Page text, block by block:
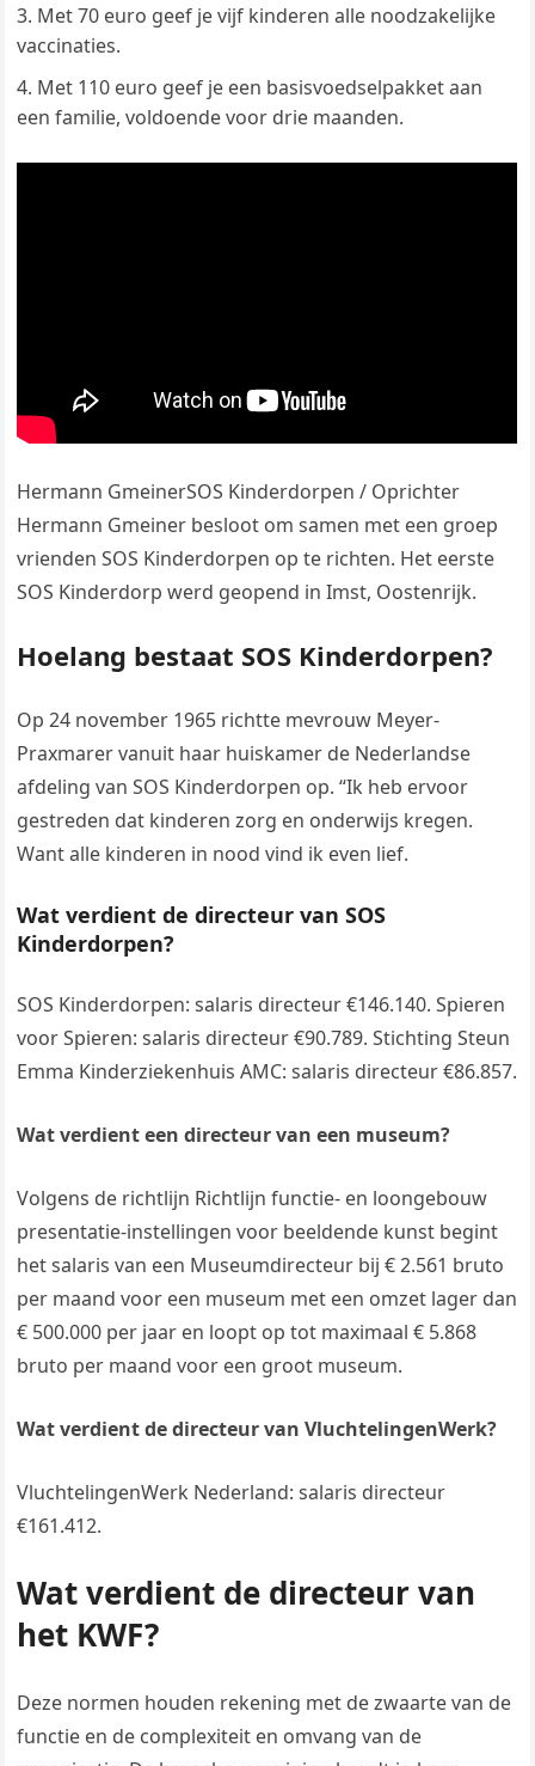
Met 70 euro geef je vijf kinderen alle noodzakelijke
vaccinaties.
Met 110 euro geef je een basisvoedselpakket aan
een familie, voldoende voor drie maanden.
Hermann GmeinerSOS Kinderdorpen / Oprichter
Hermann Gmeiner besloot om samen met een groep
vrienden SOS Kinderdorpen op te richten. Het eerste
SOS Kinderdorp werd geopend in Imst, Oostenrijk.
Hoelang bestaat SOS Kinderdorpen?
Op 24 november 1965 richtte mevrouw Meyer-
Praxmarer vanuit haar huiskamer de Nederlandse
afdeling van SOS Kinderdorpen op. “Ik heb ervoor
gestreden dat kinderen zorg en onderwijs kregen.
Want alle kinderen in nood vind ik even lief.
Wat verdient de directeur van SOS
Kinderdorpen?
SOS Kinderdorpen: salaris directeur €146.140. Spieren
voor Spieren: salaris directeur €90.789. Stichting Steun
Emma Kinderziekenhuis AMC: salaris directeur €86.857.
Wat verdient een directeur van een museum?
Volgens de richtlijn Richtlijn functie- en loongebouw
presentatie-instellingen voor beeldende kunst begint
het salaris van een Museumdirecteur bij € 2.561 bruto
per maand voor een museum met een omzet lager dan
€ 500.000 per jaar en loopt op tot maximaal € 5.868
bruto per maand voor een groot museum.
Wat verdient de directeur van VluchtelingenWerk?
VluchtelingenWerk Nederland: salaris directeur
€161.412.
Wat verdient de directeur van
het KWF?
Deze normen houden rekening met de zwaarte van de
functie en de complexiteit en omvang van de